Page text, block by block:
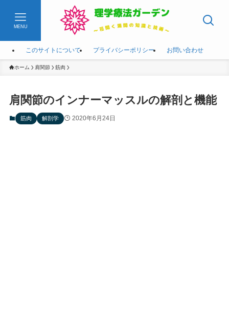
MENU
このサイトについて プライバシーポリシー お問い合わせ
ホーム 肩関節 筋肉
肩関節のインナーマッスルの解剖と機能
筋肉 解剖学 2020年6月24日